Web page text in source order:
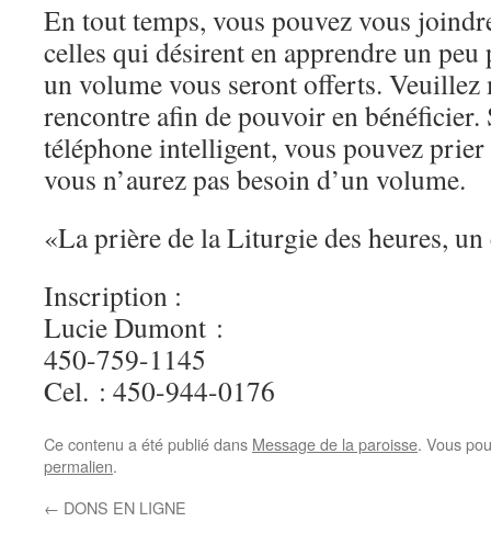
En tout temps, vous pouvez vous
celles qui désirent en apprendre un
un vo­lume vous seront offerts. Veuillez
rencontre afin de pouvoir en bénéficier.
téléphone intelligent, vous pouvez prier
vous n’aurez pas besoin d’un volume.
«La prière de la Liturgie des heures,
Inscription :
Lucie Dumont :
450-759-1145
Cel. : 450-944-0176
Ce contenu a été publié dans Message de la paroisse. Vous
permalien.
← DONS EN LIGNE